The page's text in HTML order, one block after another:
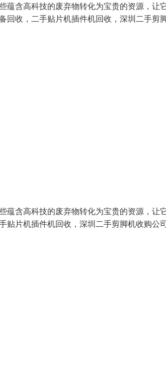
蕴含高科技的废弃物转化为宝贵的资源，让
回收，二手贴片机插件机回收，深圳二手剪
蕴含高科技的废弃物转化为宝贵的资源，让
贴片机插件机回收，深圳二手剪脚机收购公